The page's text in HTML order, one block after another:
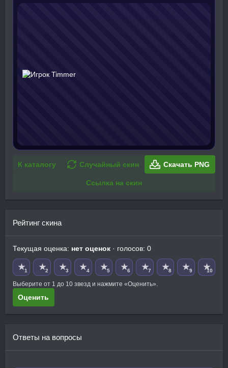
К каталогу Случайный скин Скачать PNG
Ссылка на скин
Рейтинг скина
Текущая оценка: нет оценок · голосов: 0
★1 ★2 ★3 ★4 ★5 ★6 ★7 ★8 ★9 ★10
Выберите от 1 до 10 звезд и нажмите «Оценить».
Оценить
Ответы на вопросы